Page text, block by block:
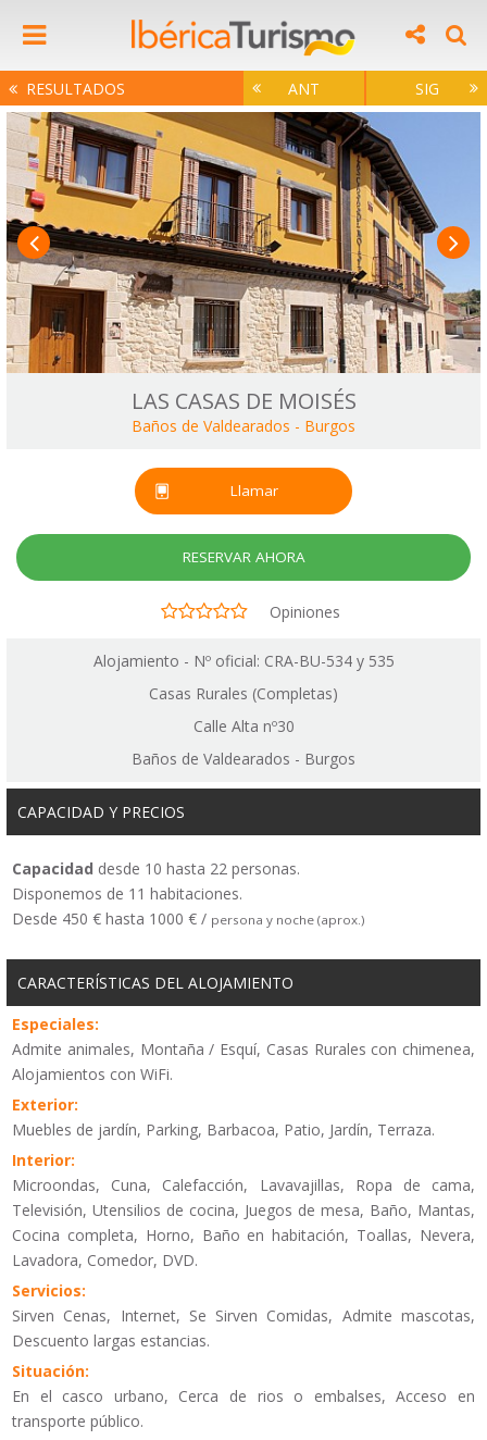
RESULTADOS ANT SIG
LAS CASAS DE MOISÉS
Baños de Valdearados - Burgos
Llamar
RESERVAR AHORA
Opiniones
Alojamiento - Nº oficial: CRA-BU-534 y 535
Casas Rurales (Completas)
Calle Alta nº30
Baños de Valdearados - Burgos
CAPACIDAD Y PRECIOS
Capacidad desde 10 hasta 22 personas.
Disponemos de 11 habitaciones.
Desde 450 € hasta 1000 € / persona y noche (aprox.)
CARACTERÍSTICAS DEL ALOJAMIENTO
Especiales:
Admite animales, Montaña / Esquí, Casas Rurales con chimenea,
Alojamientos con WiFi.
Exterior:
Muebles de jardín, Parking, Barbacoa, Patio, Jardín, Terraza.
Interior:
Microondas, Cuna, Calefacción, Lavavajillas, Ropa de cama,
Televisión, Utensilios de cocina, Juegos de mesa, Baño, Mantas,
Cocina completa, Horno, Baño en habitación, Toallas, Nevera,
Lavadora, Comedor, DVD.
Servicios:
Sirven Cenas, Internet, Se Sirven Comidas, Admite mascotas,
Descuento largas estancias.
Situación:
En el casco urbano, Cerca de rios o embalses, Acceso en
transporte público.